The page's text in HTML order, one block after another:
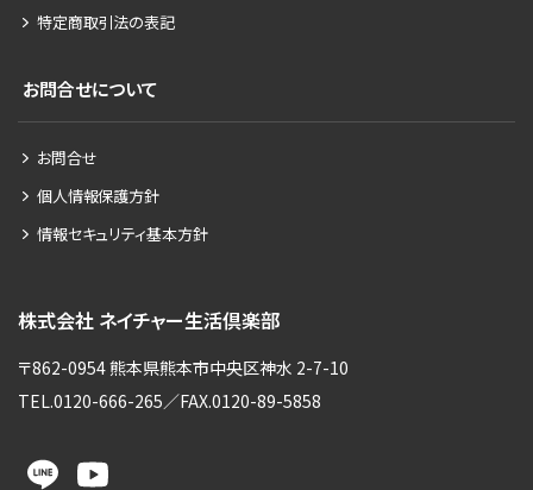
特定商取引法の表記
お問合せについて
お問合せ
個人情報保護方針
情報セキュリティ基本方針
株式会社 ネイチャー生活倶楽部
〒862-0954 熊本県熊本市中央区神水 2-7-10
TEL.0120-666-265／FAX.0120-89-5858